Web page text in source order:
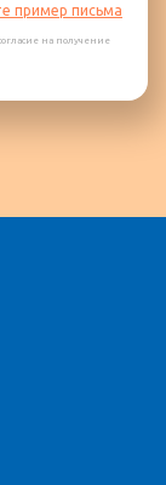
пример письма
на получение